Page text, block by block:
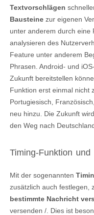
Textvorschlägen
Bausteine zur eigenen
unter anderem durch eine
analysieren des
Feature unter anderem
Phrasen. Android- und
Zukunft bereitstellen
Funktion erst einmal nicht
Portugiesisch,
neu hinzu. Die Zukunft
den Weg nach
Timing-Funktion und
Mit der sogenannten
zusätzlich auch festlegen,
bestimmte Nachricht
versenden /. Dies ist